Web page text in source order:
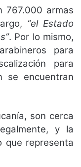
767.000 armas
“el Estado
. Por lo mismo,
para
para
se encuentran
son cerca
y la
que representa